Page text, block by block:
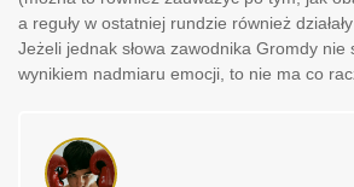
a reguły w ostatniej rundzie również
Jeżeli jednak słowa zawodnika Gromdy nie
wynikiem nadmiaru emocji, to nie ma co